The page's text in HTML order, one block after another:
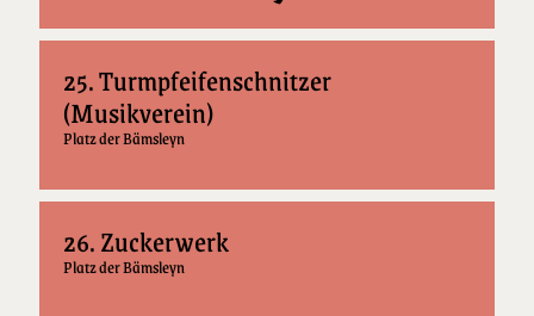
25. Turmpfeifenschnitzer
(Musikverein)
Platz der Bämsleyn
26. Zuckerwerk
Platz der Bämsleyn